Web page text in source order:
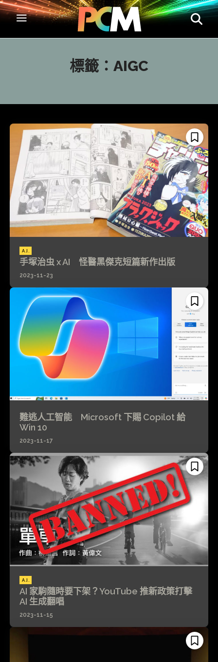
標籤： AIGC
A.I.
手塚治虫 x AI 怪醫黑傑克短篇新作出版
2023-11-23
難逃人工智能 Microsoft 下賜 Copilot 給
Win 10
2023-11-17
A.I.
AI 家駒隨時要下架？YouTube 推新政策打擊
AI 生成翻唱
2023-11-15